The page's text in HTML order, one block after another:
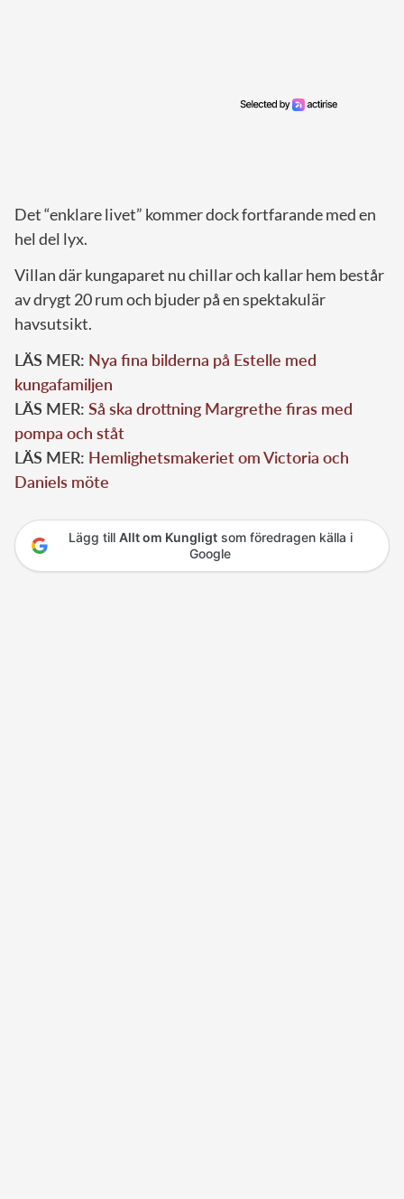
Det “enklare livet” kommer dock fortfarande med en
hel del lyx.
Villan där kungaparet nu chillar och kallar hem består
av drygt 20 rumoch bjuder på en spektakulär
havsutsikt.
LÄS MER: Nya fina bilderna på Estelle med
kungafamiljen
LÄS MER: Så ska drottning Margrethe firas med
pompa och ståt
LÄS MER: Hemlighetsmakeriet om Victoria och
Daniels möte
Lägg till Allt om Kungligtsom föredragen källa i
Google